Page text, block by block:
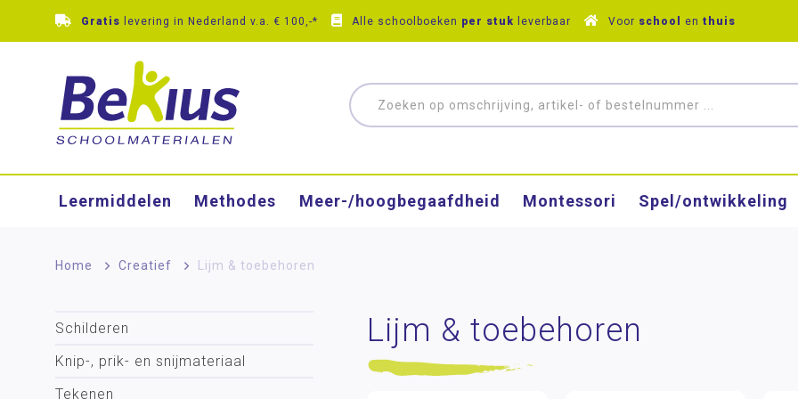
Gratis levering in Nederland v.a. € 100,-* Alle schoolboeken per stuk leverbaar Voor school en thuis
Leermiddelen Methodes Meer-/hoog­begaafdheid Montessori Spel/ontwikkeling
Home > Creatief > Lijm & toebehoren
Schilderen
Knip-, prik- en snijmateriaal
Tekenen
Lijm & toebehoren